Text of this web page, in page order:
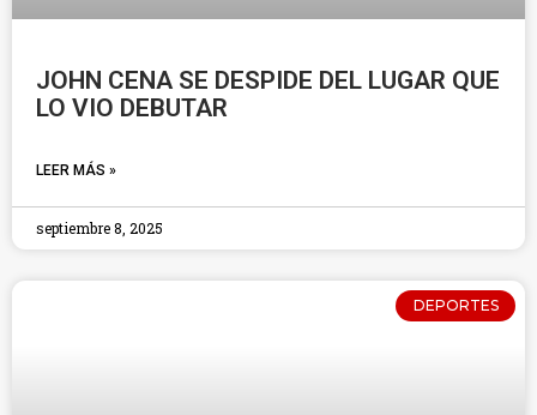
JOHN CENA SE DESPIDE DEL LUGAR QUE
LO VIO DEBUTAR
LEER MÁS »
septiembre 8, 2025
DEPORTES